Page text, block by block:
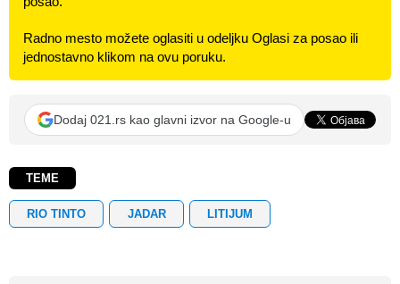
Radno mesto možete oglasiti u odeljku Oglasi za posao ili
jednostavno klikom na ovu poruku.
Dodaj 021.rs kao glavni izvor na Google-u
TEME
RIO TINTO JADAR LITIJUM